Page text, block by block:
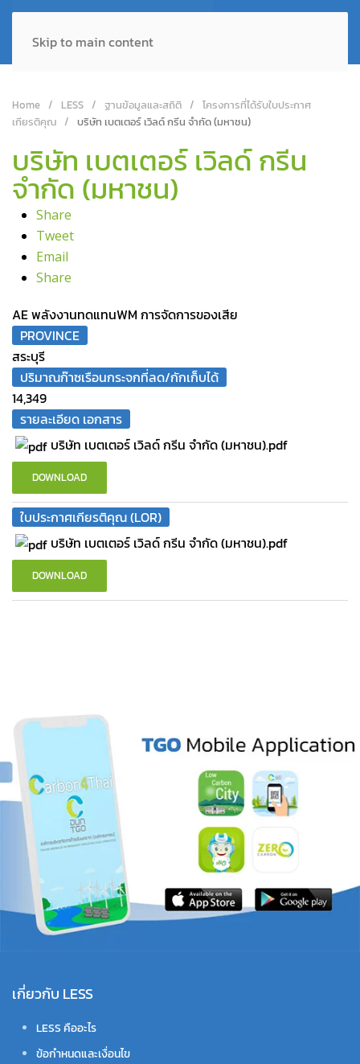
Skip to main content
Home LESS ฐานข้อมูลและสถิติ
โครงการที่ได้รับใบประกาศ
เกียรติคุณ
บริษัท เบตเตอร์ เวิลด์ กรีน จำกัด (มหาชน)
บริษัท เบตเตอร์ เวิลด์ กรีน
จำกัด (มหาชน)
Share
Tweet
Email
Share
AE พลังงานทดแทนWM การจัดการของเสีย
PROVINCE
สระบุรี
ปริมาณก๊าซเรือนกระจกที่ลด/กักเก็บได้
14,349
รายละเอียด เอกสาร
บริษัท เบตเตอร์ เวิลด์ กรีน จํากัด (มหาชน).pdf
DOWNLOAD
ใบประกาศเกียรติคุณ (LOR)
บริษัท เบตเตอร์ เวิลด์ กรีน จำกัด (มหาชน).pdf
DOWNLOAD
เกี่ยวกับ LESS
LESS คืออะไร
ข้อกำหนดและเงื่อนไข